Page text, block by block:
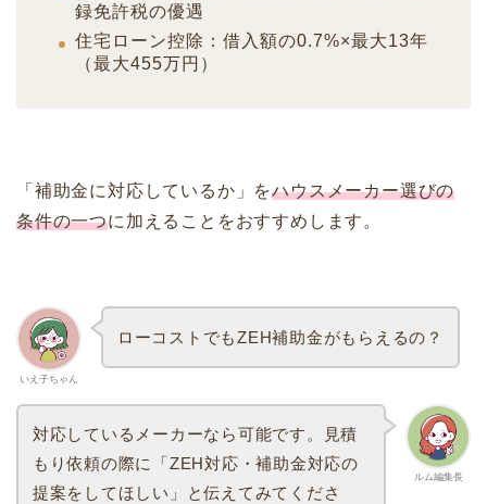
録免許税の優遇
住宅ローン控除：借入額の0.7%×最大13年
（最大455万円）
「補助金に対応しているか」をハウスメーカー選びの
条件の一つに加えることをおすすめします。
いえ子ちゃん
ローコストでもZEH補助金がもらえるの？
ルム編集長
対応しているメーカーなら可能です。見積
もり依頼の際に「ZEH対応・補助金対応の
提案をしてほしい」と伝えてみてくださ